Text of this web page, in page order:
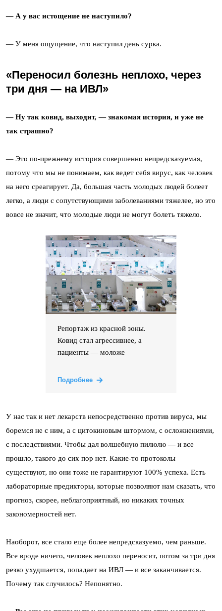
— А у вас истощение не наступило?
— У меня ощущение, что наступил день сурка.
«Переносил болезнь неплохо, через
три дня — на ИВЛ»
— Ну так ковид, выходит, ­— знакомая история, и уже не
так страшно?
— Это по-прежнему история совершенно непредсказуемая,
потому что мы не понимаем, как ведет себя вирус, как человек
на него среагирует. Да, большая часть молодых людей болеет
легко, а люди с сопутствующими заболеваниями тяжелее, но это
вовсе не значит, что молодые люди не могут болеть тяжело.
Репортаж из красной зоны.
Ковид стал агрессивнее, а
пациенты — моложе
Подробнее
У нас так и нет лекарств непосредственно против вируса, мы
боремся не с ним, а с цитокиновым штормом, с осложнениями,
с последствиями. Чтобы дал волшебную пилюлю — и все
прошло, такого до сих пор нет. Какие-то протоколы
существуют, но они тоже не гарантируют 100% успеха. Есть
лабораторные предикторы, которые позволяют нам сказать, что
прогноз, скорее, неблагоприятный, но никаких точных
закономерностей нет.
Наоборот, все стало еще более непредсказуемо, чем раньше.
Все вроде ничего, человек неплохо переносит, потом за три дня
резко ухудшается, попадает на ИВЛ — и все заканчивается.
Почему так случилось? Непонятно.